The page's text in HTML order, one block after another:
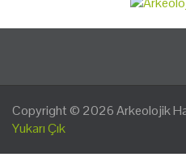
Copyright © 2026Arkeolojik
Yukarı Çık